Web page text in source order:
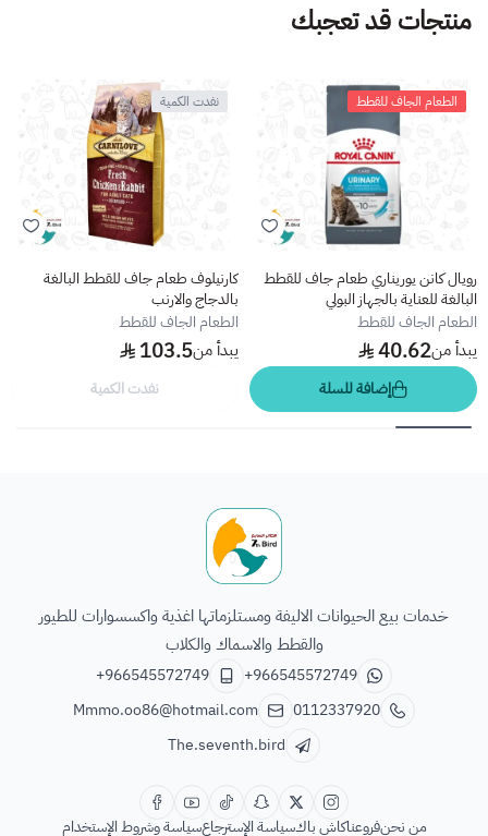
منتجات قد تعجبك
الطعام الجاف للقطط
رويال كانن يوريناري طعام جاف للقطط
البالغة للعناية بالجهاز البولي
الطعام الجاف للقطط
يبدأ من40.62
إضافة للسلة
نفدت الكمية
كارنيلوف طعام جاف للقطط البالغة
بالدجاج والارنب
الطعام الجاف للقطط
يبدأ من103.5
نفدت الكمية
خدمات بيع الحيوانات الاليفة ومستلزماتها اغذية واكسسوارات للطيور
والقطط والاسماك والكلاب
+966545572749
+966545572749
0112337920
Mmmo.oo86@hotmail.com
The.seventh.bird
من نحنفروعناكاش باكسياسة الإسترجاعسياسة وشروط الإستخدام